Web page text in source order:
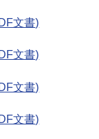
文書)
文書)
文書)
文書)